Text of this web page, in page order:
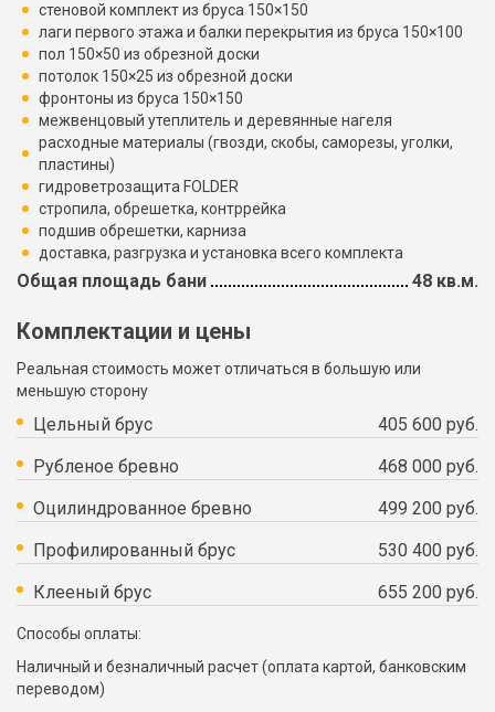
стеновой комплект из бруса 150×150
лаги первого этажа и балки перекрытия из бруса 150×100
пол 150×50 из обрезной доски
потолок 150×25 из обрезной доски
фронтоны из бруса 150×150
межвенцовый утеплитель и деревянные нагеля
расходные материалы (гвозди, скобы, саморезы, уголки,
пластины)
гидроветрозащита FOLDER
стропила, обрешетка, контррейка
подшив обрешетки, карниза
доставка, разгрузка и установка всего комплекта
Общая площадь бани 48 кв.м.
Комплектации и цены
Реальная стоимость может отличаться в большую или
меньшую сторону
Цельный брус
405 600 руб.
Рубленое бревно
468 000 руб.
Оцилиндрованное бревно
499 200 руб.
Профилированный брус
530 400 руб.
Клееный брус
655 200 руб.
Способы оплаты:
Наличный и безналичный расчет (оплата картой, банковским
переводом)